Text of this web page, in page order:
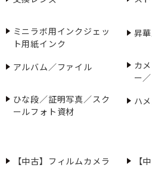
ミニラボ用インクジェッ
ト用紙インク
昇
アルバム／ファイル
カ
ー
ひな段／証明写真／スク
ールフォト資材
ハ
【中古】フィルムカメラ 【